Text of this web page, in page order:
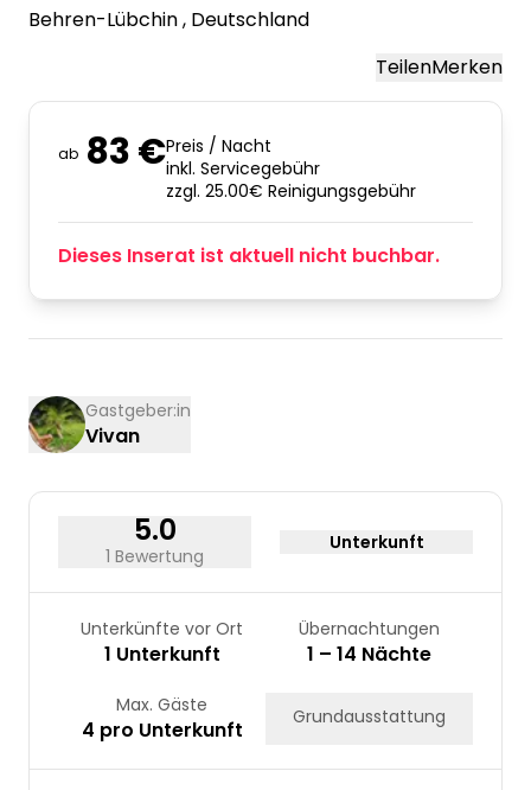
Select language
Behren-Lübchin, Deutschland
TeilenMerken
ab 83 €Preis / Nacht
inkl. Servicegebühr
zzgl. 25.00€ Reinigungsgebühr
Dieses Inserat ist aktuell nicht buchbar.
Gastgeber:in
Vivan
5.0
1 Bewertung
Unterkunft
Unterkünfte vor Ort
1 Unterkunft
Übernachtungen
1 – 14 Nächte
Max. Gäste
4 pro Unterkunft Grundausstattung